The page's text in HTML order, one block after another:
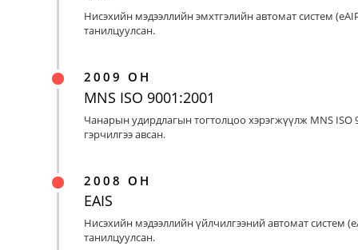
Нисэхийн мэдээллийн эмхтгэлийн автомат систем
танилцуулсан.
2009 ОН
MNS ISO 9001:2001
Чанарын удирдлагын тогтолцоо хэрэгжүүлж MNS ISO
гэрчилгээ авсан.
2008 ОН
EAIS
Нисэхийн мэдээллийн үйлчилгээний автомат систем
танилцуулсан.